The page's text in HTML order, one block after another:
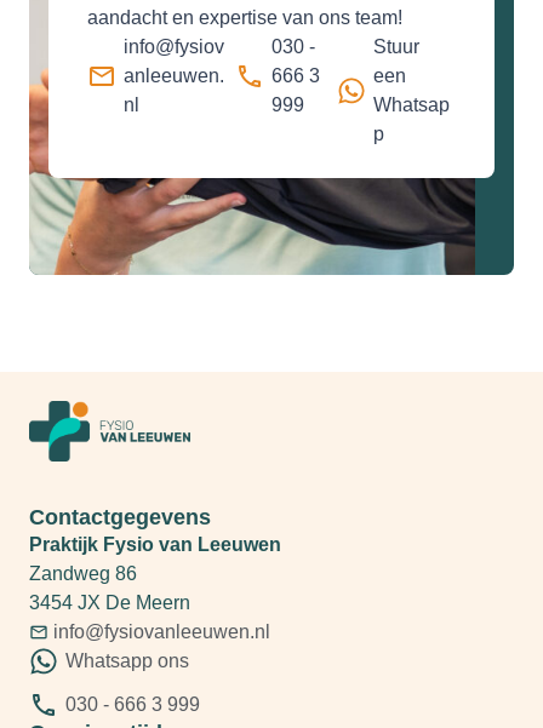
aandacht en expertise van ons team!
info@fysiov
anleeuwen.
nl
030 -
666 3
999
Stuur
een
Whatsap
p
Contactgegevens
Praktijk Fysio van Leeuwen
Zandweg 86
3454 JX De Meern
info@fysiovanleeuwen.nl
Whatsapp ons
030 - 666 3 999